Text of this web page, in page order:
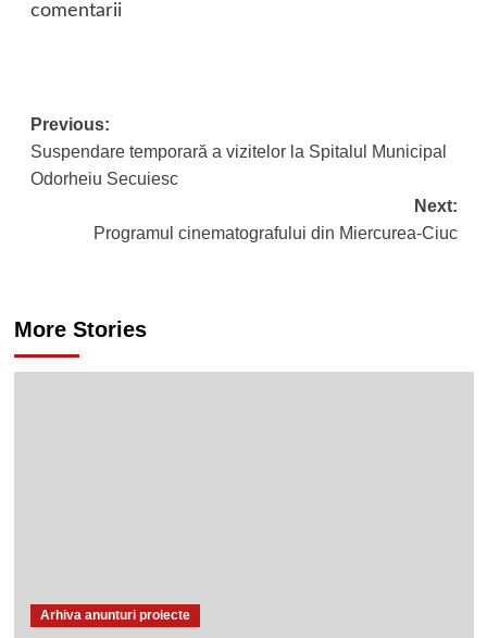
comentarii
Post
navigation
Previous:
Suspendare temporară a vizitelor la Spitalul Municipal
Odorheiu Secuiesc
Next:
Programul cinematografului din Miercurea-Ciuc
More Stories
Arhiva anunturi proiecte